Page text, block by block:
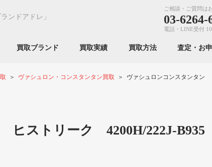
ランドアドレ」
ご相談・ご質問は
03-6264-
電話・LINE受付
買取ブランド 買取実績 買取方法 査定・お
ヴァシュロン・コンスタンタン買取 ヴァシュロンコンスタンタン
ヒストリーク 4200H/222J-